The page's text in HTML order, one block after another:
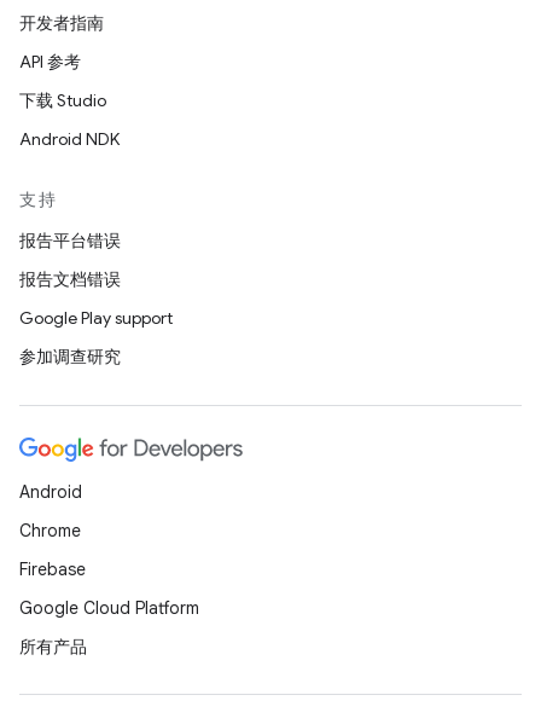
开发者指南
API 参考
下载 Studio
Android NDK
支持
报告平台错误
报告文档错误
Google Play support
参加调查研究
Android
Chrome
Firebase
Google Cloud Platform
所有产品